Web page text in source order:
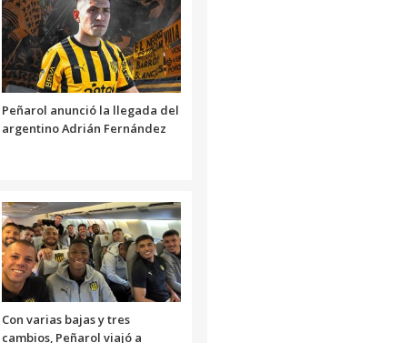
Peñarol anunció la llegada del
argentino Adrián Fernández
Con varias bajas y tres
cambios, Peñarol viajó a